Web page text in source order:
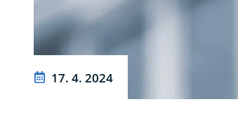
17. 4. 2024